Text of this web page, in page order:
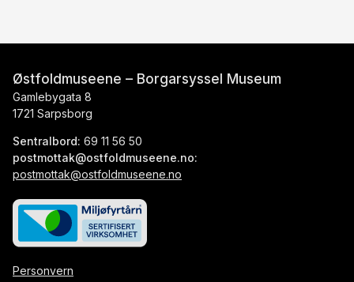
Østfoldmuseene – Borgarsyssel Museum
Gamlebygata 8
1721 Sarpsborg
Sentralbord: 69 11 56 50
postmottak@ostfoldmuseene.no:
postmottak@ostfoldmuseene.no
Personvern